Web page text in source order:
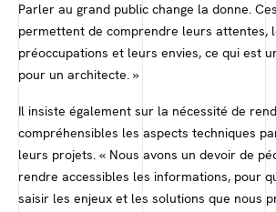
Parler au grand public change la donne.
permettent de comprendre leurs attentes,
préoccupations et leurs envies, ce qui est
pour un architecte. »
Il insiste également sur la nécessité de
compréhensibles les aspects techniques
leurs projets. « Nous avons un devoir de
rendre accessibles les informations, pour
saisir les enjeux et les solutions que nous